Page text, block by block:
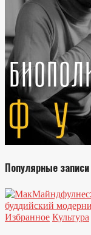
Популярные записи
Избранное Культура